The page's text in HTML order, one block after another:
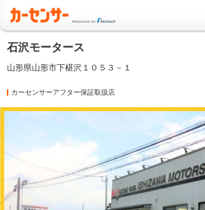
石沢モータース
山形県山形市下椹沢１０５３－１
カーセンサーアフター保証取扱店